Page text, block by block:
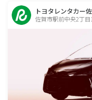
トヨタレンタカー
佐賀市駅前中央2丁目